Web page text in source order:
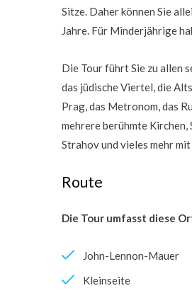
Sitze. Daher können Sie
Jahre. Für Minderjährige
Die Tour führt Sie zu allen
das jüdische Viertel, die
Prag, das Metronom, das
mehrere berühmte Kirchen,
Strahov und vieles mehr
Route
Die Tour umfasst diese
John-Lennon-Mauer
Kleinseite